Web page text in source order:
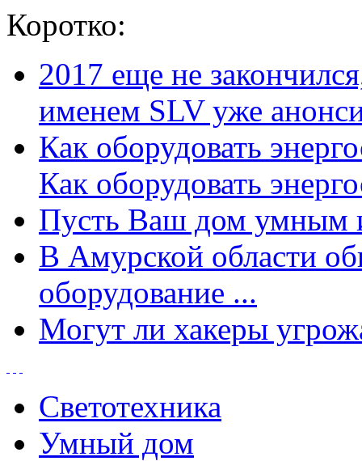
Коротко:
2017 еще не
именем SLV уже
Как оборудовать
Как оборудовать
Пусть Ваш дом умным
В Амурской области
оборудование ...
Могут ли хакеры
Светотехника
Умный дом